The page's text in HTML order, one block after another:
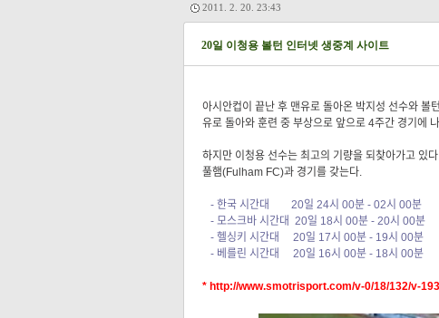
2011. 2. 20. 23:43
20일 이청용 볼턴 인터넷 생중계 사이트
아시안컵이 끝난 후 맨유로 돌아온 박지성 선수와 볼
유로 돌아와 훈련 중 부상으로 앞으로 4주간 경기에
하지만 이청용 선수는 최고의 기량을 되찾아가고
풀햄(Fulham FC)과 경기를 갖는다.
- 한국 시간대 20일 24시 00분 - 02시 00분
- 모스크바 시간대 20일 18시 00분 - 20시 00분
- 헬싱키 시간대 20일 17시 00분 - 19시 00분
- 베를린 시간대 20일 16시 00분 - 18시 00분
* http://www.smotrisport.com/v-0/18/132/v-